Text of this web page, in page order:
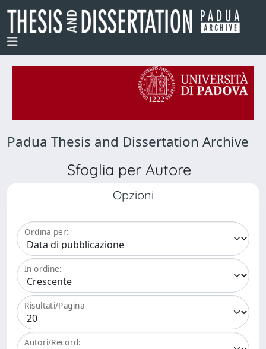
Padua Thesis and Dissertation Archive
Sfoglia per Autore
Opzioni
Ordina per:
In ordine:
Risultati/Pagina
Autori/Record: